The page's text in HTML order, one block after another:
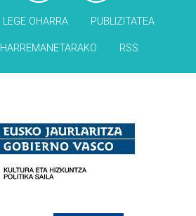
LEGE OHARRA PUBLIZITATEA
HARREMANETARAKO RSS